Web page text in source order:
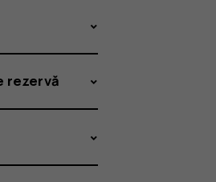
rezervă